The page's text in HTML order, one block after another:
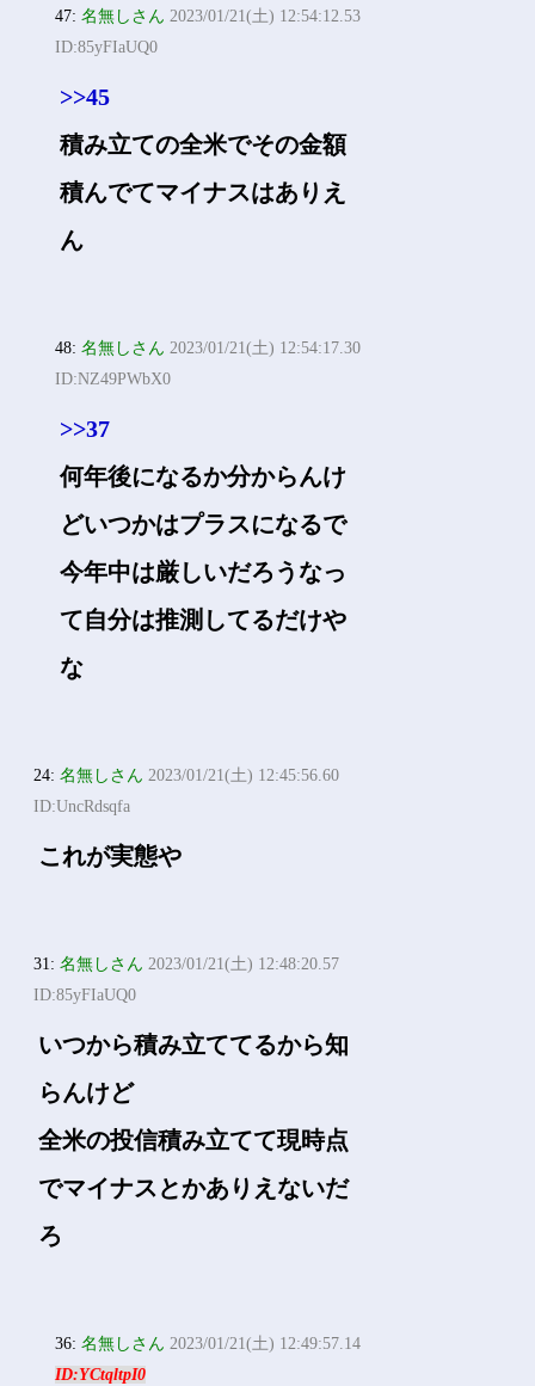
47:名無しさん 2023/01/21(土) 12:54:12.53
ID:85yFIaUQ0
>>45
積み立ての全米でその金額
積んでてマイナスはありえ
ん
48:名無しさん 2023/01/21(土) 12:54:17.30
ID:NZ49PWbX0
>>37
何年後になるか分からんけ
どいつかはプラスになるで
今年中は厳しいだろうなっ
て自分は推測してるだけや
な
24:名無しさん 2023/01/21(土) 12:45:56.60
ID:UncRdsqfa
これが実態や
31:名無しさん 2023/01/21(土) 12:48:20.57
ID:85yFIaUQ0
いつから積み立ててるから知
らんけど
全米の投信積み立てて現時点
でマイナスとかありえないだ
ろ
36:名無しさん 2023/01/21(土) 12:49:57.14
ID:YCtqltpI0